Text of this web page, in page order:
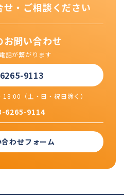
・ご相談ください
お問い合わせ
話が繋がります
（土・日・祝日除く）
9113
6265-9114
わせフォーム